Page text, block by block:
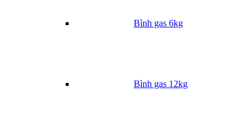
Bình gas 6kg
Bình gas 12kg